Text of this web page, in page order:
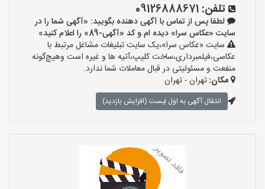
تلفن: 09126888671
لطفا پس از تماس با آگهی دهنده بگویید: «آگهی شما را در
سایت «عکاس سرا» دیده ام و کد «آگهی-89» را اعلام کنید»
سایت «عکاس سرا»،یک سایت تبلیغات مشاغل مرتبط با
عکاسی،فیلمبرداری،ساخت کلیپ،آتیه ها و غیره است وهیچ‌گونه
منفعت و مسئولیتی در قبال معاملات شما ندارد.
مکان:تهران - تهران
انتقال آگهی به اول لیست (افزایش بازدید)